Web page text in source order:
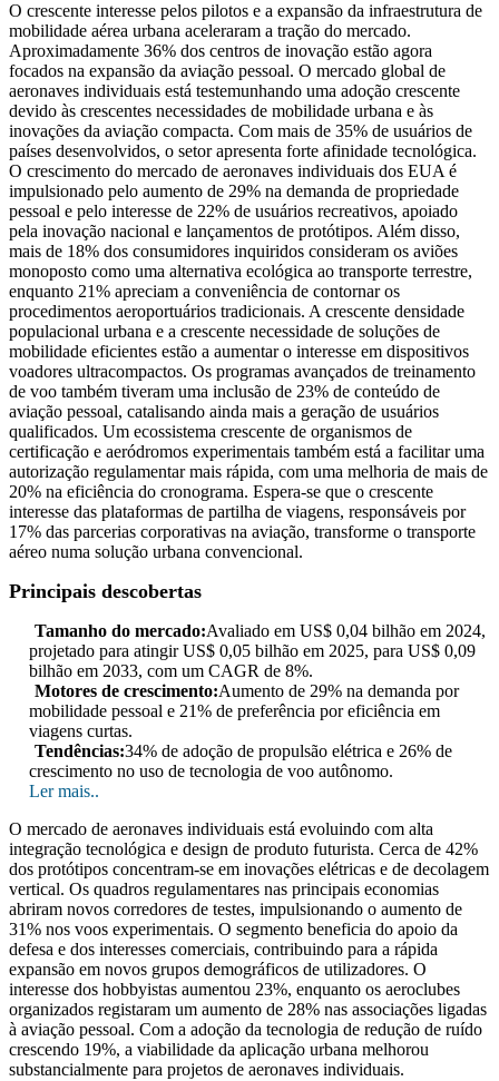
O crescente interesse pelos pilotos e a expansão da infraestrutura de
mobilidade aérea urbana aceleraram a tração do mercado.
Aproximadamente 36% dos centros de inovação estão agora
focados na expansão da aviação pessoal. O mercado global de
aeronaves individuais está testemunhando uma adoção crescente
devido às crescentes necessidades de mobilidade urbana e às
inovações da aviação compacta. Com mais de 35% de usuários de
países desenvolvidos, o setor apresenta forte afinidade tecnológica.
O crescimento do mercado de aeronaves individuais dos EUA é
impulsionado pelo aumento de 29% na demanda de propriedade
pessoal e pelo interesse de 22% de usuários recreativos, apoiado
pela inovação nacional e lançamentos de protótipos. Além disso,
mais de 18% dos consumidores inquiridos consideram os aviões
monoposto como uma alternativa ecológica ao transporte terrestre,
enquanto 21% apreciam a conveniência de contornar os
procedimentos aeroportuários tradicionais. A crescente densidade
populacional urbana e a crescente necessidade de soluções de
mobilidade eficientes estão a aumentar o interesse em dispositivos
voadores ultracompactos. Os programas avançados de treinamento
de voo também tiveram uma inclusão de 23% de conteúdo de
aviação pessoal, catalisando ainda mais a geração de usuários
qualificados. Um ecossistema crescente de organismos de
certificação e aeródromos experimentais também está a facilitar uma
autorização regulamentar mais rápida, com uma melhoria de mais de
20% na eficiência do cronograma. Espera-se que o crescente
interesse das plataformas de partilha de viagens, responsáveis ​​por
17% das parcerias corporativas na aviação, transforme o transporte
aéreo numa solução urbana convencional.
Principais descobertas
Tamanho do mercado:Avaliado em US$ 0,04 bilhão em 2024,
projetado para atingir US$ 0,05 bilhão em 2025, para US$ 0,09
bilhão em 2033, com um CAGR de 8%.
Motores de crescimento:Aumento de 29% na demanda por
mobilidade pessoal e 21% de preferência por eficiência em
viagens curtas.
Tendências:34% de adoção de propulsão elétrica e 26% de
crescimento no uso de tecnologia de voo autônomo.
Ler mais..
O mercado de aeronaves individuais está evoluindo com alta
integração tecnológica e design de produto futurista. Cerca de 42%
dos protótipos concentram-se em inovações elétricas e de decolagem
vertical. Os quadros regulamentares nas principais economias
abriram novos corredores de testes, impulsionando o aumento de
31% nos voos experimentais. O segmento beneficia do apoio da
defesa e dos interesses comerciais, contribuindo para a rápida
expansão em novos grupos demográficos de utilizadores. O
interesse dos hobbyistas aumentou 23%, enquanto os aeroclubes
organizados registaram um aumento de 28% nas associações ligadas
à aviação pessoal. Com a adoção da tecnologia de redução de ruído
crescendo 19%, a viabilidade da aplicação urbana melhorou
substancialmente para projetos de aeronaves individuais.